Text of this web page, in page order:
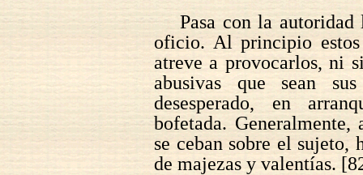
Pasa con la
oficio. Al principio estos
atreve a provocarlos, ni
abusivas que sean
desesperado, en
bofetada.
se ceban sobre el sujeto,
de majezas y valentías.